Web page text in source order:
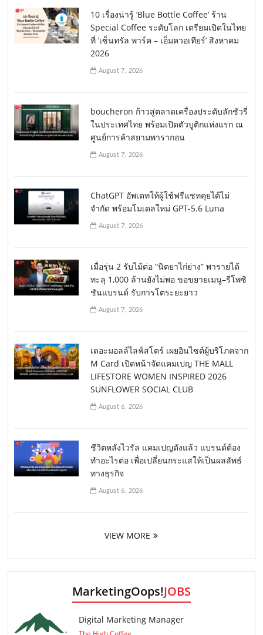
10 เรื่องน่ารู้ ‘Blue Bottle Coffee’ ร้าน
Special Coffee ระดับโลก เตรียมเปิดในไทย
ที่ ‘เซ็นทรัล พาร์ค – เอ็มควอเทียร์’ สิงหาคม
2026
August 7, 2026
boucheron ก้าวสู่ตลาดเครื่องประดับลักชัวรี่
ในประเทศไทย พร้อมเปิดตัวบูติกแห่งแรก ณ
ศูนย์การค้าสยามพารากอน
August 7, 2026
ChatGPT อัพเดทให้ผู้ใช้ฟรีแชทคุยได้ไม่
จำกัด พร้อมโมเดลใหม่ GPT-5.6 Luna
August 7, 2026
เมื่อรุ่น 2 รับไม้ต่อ “นิตยาไก่ย่าง” พารายได้
ทะลุ 1,000 ล้านยังไม่พอ ขอขยายเมนู–รีโพซิ
ชันแบรนด์ รับการโตระยะยาว
August 7, 2026
เดอะมอลล์ไลฟ์สโตร์ เผยอินไซต์ผู้บริโภคจาก
M Card เปิดหน้าจัดแคมเปญ THE MALL
LIFESTORE WOMEN INSPIRED 2026
SUNFLOWER SOCIAL CLUB
August 6, 2026
ชีวิตหลังไวรัล แคมเปญดังแล้ว แบรนด์ต้อง
ทำอะไรต่อ เพื่อเปลี่ยนกระแสให้เป็นผลลัพธ์
ทางธุรกิจ
August 6, 2026
VIEW MORE
MarketingOops!JOBS
Digital Marketing Manager